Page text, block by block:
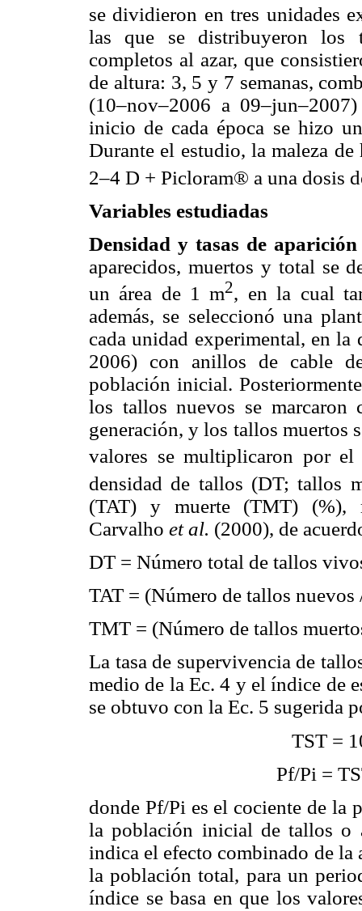
se dividieron en tres unidades
las que se distribuyeron los
completos al azar, que
de altura: 3, 5 y 7 semanas,
(10–nov–2006 a
inicio de cada época se hizo
Durante el estudio, la maleza
2–4 D + Picloram® a una dosis
Variables estudiadas
Densidad y tasas de
aparecidos, muertos y total se
un área de 1 m2, en la cual
además, se seleccionó una
cada unidad experimental, en
2006) con anillos de cable
población inicial.
los tallos nuevos se marcaron
generación, y los tallos muertos
valores se multiplicaron por el
densidad de tallos (DT; tallos
(TAT) y muerte (TMT) (%),
Carvalho et al. (2000), de
DT = Número total de tallos
TAT = (Número de tallos
TMT = (Número de tallos
La tasa de supervivencia de
medio de la Ec. 4 y el índice de
se obtuvo con la Ec. 5 sugerida
TST =
Pf/Pi =
donde Pf/Pi es el cociente de la
la población inicial de tallos o
indica el efecto combinado de
la población total, para un
índice se basa en que los